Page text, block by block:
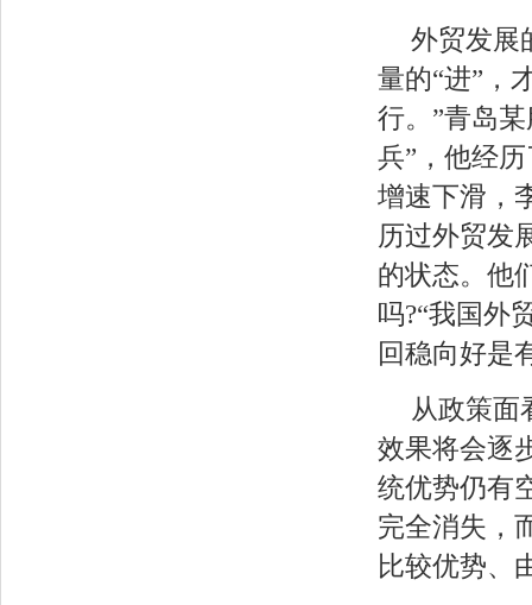
外贸发展
量的“进”，
行。”青岛
兵”，他经
增速下滑，
历过外贸发
的状态。他
吗?“我国外
回稳向好是
从政策面
效果将会逐
统优势仍有
完全消失，
比较优势、